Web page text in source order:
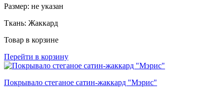
Размер: не указан
Ткань: Жаккард
Товар в корзине
Перейти в корзину
Покрывало стеганое сатин-жаккард "Мэрис"